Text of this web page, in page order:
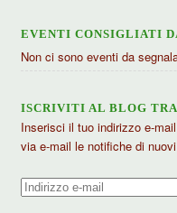
EVENTI CONSIGLIATI
Non ci sono eventi da
ISCRIVITI AL BLOG
Inserisci il tuo indirizzo e-
via e-mail le notifiche di
Indirizzo